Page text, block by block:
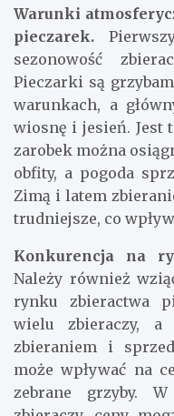
tą praktyką
Warunki
pieczarek.
sezonowość
Pieczarki są
warunkach, a
wiosnę i jesień. Jest
zarobek można
obfity, a pogoda
Zimą i latem
trudniejsze, co
Konkurencja na
Należy również
rynku zbieractwa
wielu zbieraczy,
zbieraniem i
może wpływać na